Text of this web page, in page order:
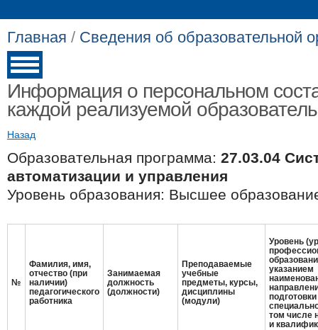
Главная / Сведения об образовательной
Информация о персональном
каждой реализуемой
Назад
Образовательная программа: 27.03.04
автоматизации и управления
Уровень образования: Высшее
№
Фамилия, имя,
отчество (при
наличии)
педагогического
работника
Занимаемая
должность
(должности)
Преподаваемые
учебные
предметы, курсы,
дисциплины
(модули)
Уровень
указанием
том числе
и